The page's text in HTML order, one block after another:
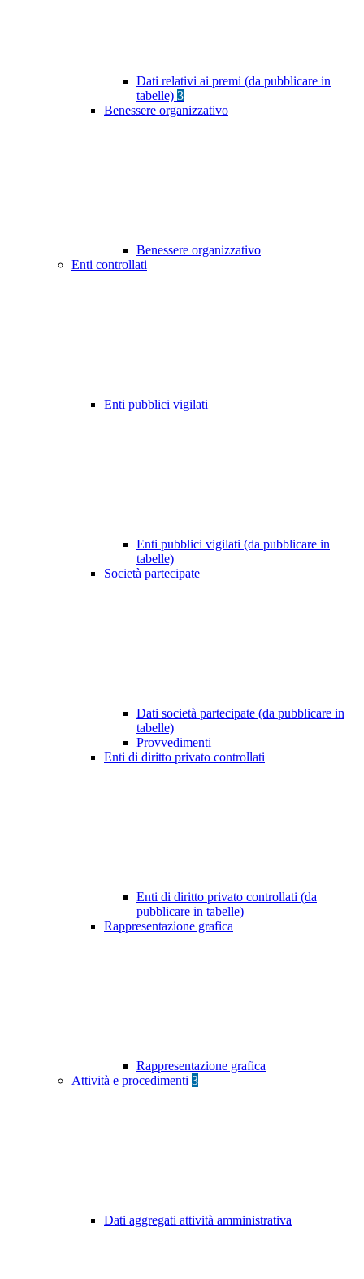
Dati relativi ai premi (da pubblicare in
tabelle) 3
Benessere organizzativo
Benessere organizzativo
Enti controllati
Enti pubblici vigilati
Enti pubblici vigilati (da pubblicare in
tabelle)
Società partecipate
Dati società partecipate (da pubblicare in
tabelle)
Provvedimenti
Enti di diritto privato controllati
Enti di diritto privato controllati (da
pubblicare in tabelle)
Rappresentazione grafica
Rappresentazione grafica
Attività e procedimenti 3
Dati aggregati attività amministrativa